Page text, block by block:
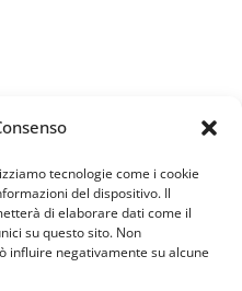
tecnologie come i cookie
del dispositivo. Il
di elaborare dati come il
su questo sito. Non
influire negativamente su alcune